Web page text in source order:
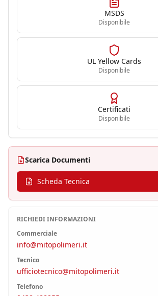
MSDS
Disponibile
UL Yellow Cards
Disponibile
Certificati
Disponibile
Scarica Documenti
Scheda Tecnica
RICHIEDI INFORMAZIONI
Commerciale
info@mitopolimeri.it
Tecnico
ufficiotecnico@mitopolimeri.it
Telefono